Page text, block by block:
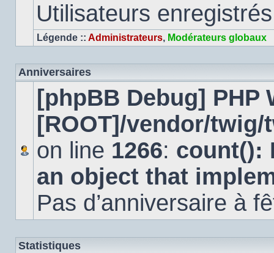
Utilisateurs
Légende :: Administrateurs, Modérateurs globaux
Anniversaires
[phpBB Debug] PHP
[ROOT]/vendor/
on line 1266: count():
an object that
Pas d’anniversaire à
Statistiques